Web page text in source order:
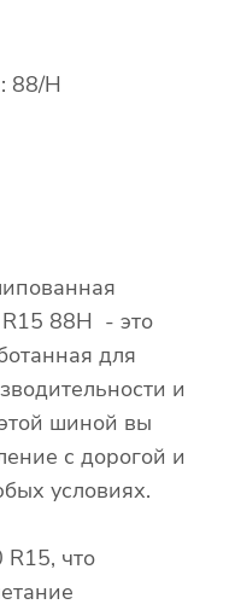
88/H
88H - это
для
и
шиной вы
с дорогой и
условиях.
что